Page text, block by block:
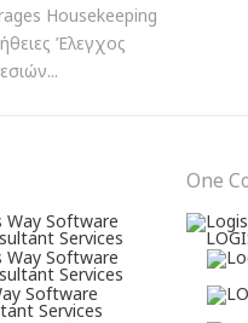
Housekeeping
Έλεγχος
One